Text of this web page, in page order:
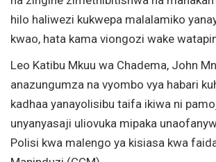
hilo haliwezi kukwepa malalamiko
kwao, hata kama viongozi wake
Leo Katibu Mkuu wa Chadema, John
anazungumza na vyombo vya habari
kadhaa yanayolisibu taifa ikiwa ni
unyanyasaji uliovuka mipaka
Polisi kwa malengo ya kisiasa kwa